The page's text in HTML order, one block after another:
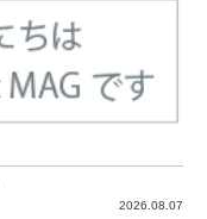
2026.08.07